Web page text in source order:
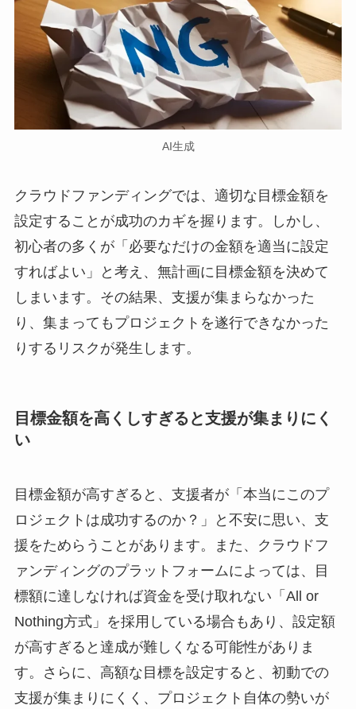
AI生成
クラウドファンディングでは、適切な目標金額を
設定することが成功のカギを握ります。しかし、
初心者の多くが「必要なだけの金額を適当に設定
すればよい」と考え、無計画に目標金額を決めて
しまいます。その結果、支援が集まらなかった
り、集まってもプロジェクトを遂行できなかった
りするリスクが発生します。
目標金額を高くしすぎると支援が集まりにく
い
目標金額が高すぎると、支援者が「本当にこのプ
ロジェクトは成功するのか？」と不安に思い、支
援をためらうことがあります。また、クラウドフ
ァンディングのプラットフォームによっては、目
標額に達しなければ資金を受け取れない「All or
Nothing方式」を採用している場合もあり、設定額
が高すぎると達成が難しくなる可能性がありま
す。さらに、高額な目標を設定すると、初動での
支援が集まりにくく、プロジェクト自体の勢いが